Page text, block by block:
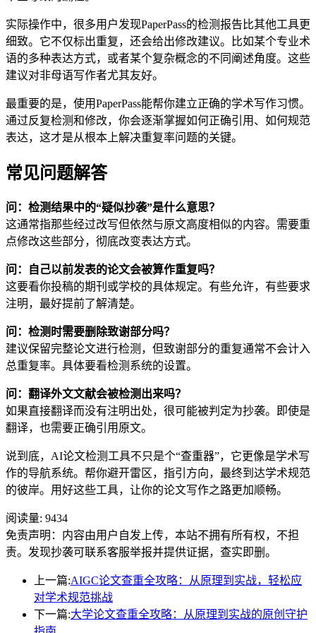
实际操作中，很多用户发现PaperPass的检测报告比其他工具更
细致。它不仅标出重复，还会给出修改建议。比如某个专业术
语的多种表达方式，或者某个复杂概念的不同阐述角度。这些
建议对非母语写作者尤其友好。
最重要的是，使用PaperPass能帮你建立正确的学术写作习惯。
通过反复检测和修改，你会逐渐掌握如何正确引用、如何规范
表达，这才是从根本上解决重复率问题的关键。
常见问题解答
问：检测结果中的“疑似抄袭”是什么意思？
这通常指那些经过改写但依然与原文高度相似的内容。需要重
点修改这些部分，彻底改变表达方式。
问：自己以前发表的论文会被算作重复吗？
这要看你投稿的期刊或学校的具体规定。有些允许，有些要求
注明，最好提前了解清楚。
问：检测时需要删除致谢部分吗？
建议保留完整论文进行检测，但致谢部分的重复通常不会计入
总重复率。具体要看检测系统的设置。
问：翻译外文文献会被检测出来吗？
如果直接翻译而没有注明出处，很可能被判定为抄袭。即使是
翻译，也需要正确引用原文。
说到底，AI论文检测工具不只是个“查重器”，它更像是学术写
作的导航系统。帮你避开雷区，指引方向，最终到达学术规范
的彼岸。用好这些工具，让你的论文写作之路更加顺畅。
阅读量: 9434
免责声明：内容由用户自发上传，本站不拥有所有权，不担
责。发现抄袭可联系客服举报并提供证据，查实即删。
上一篇:AIGC论文查重全攻略：从原理到实战，轻松应
对学术规范挑战
下一篇:大学论文查重全攻略：从原理到实战的原创守护